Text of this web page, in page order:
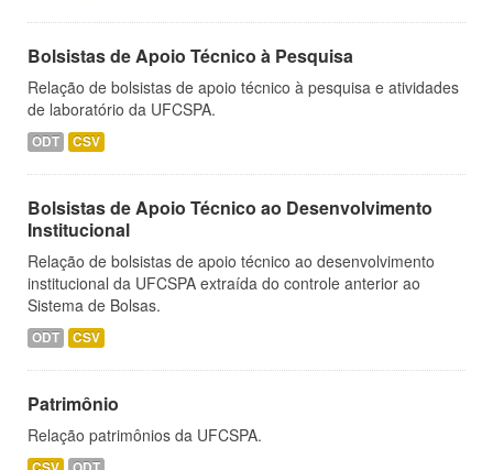
Bolsistas de Apoio Técnico à Pesquisa
Relação de bolsistas de apoio técnico à pesquisa e atividades
de laboratório da UFCSPA.
ODT CSV
Bolsistas de Apoio Técnico ao Desenvolvimento
Institucional
Relação de bolsistas de apoio técnico ao desenvolvimento
institucional da UFCSPA extraída do controle anterior ao
Sistema de Bolsas.
ODT CSV
Patrimônio
Relação patrimônios da UFCSPA.